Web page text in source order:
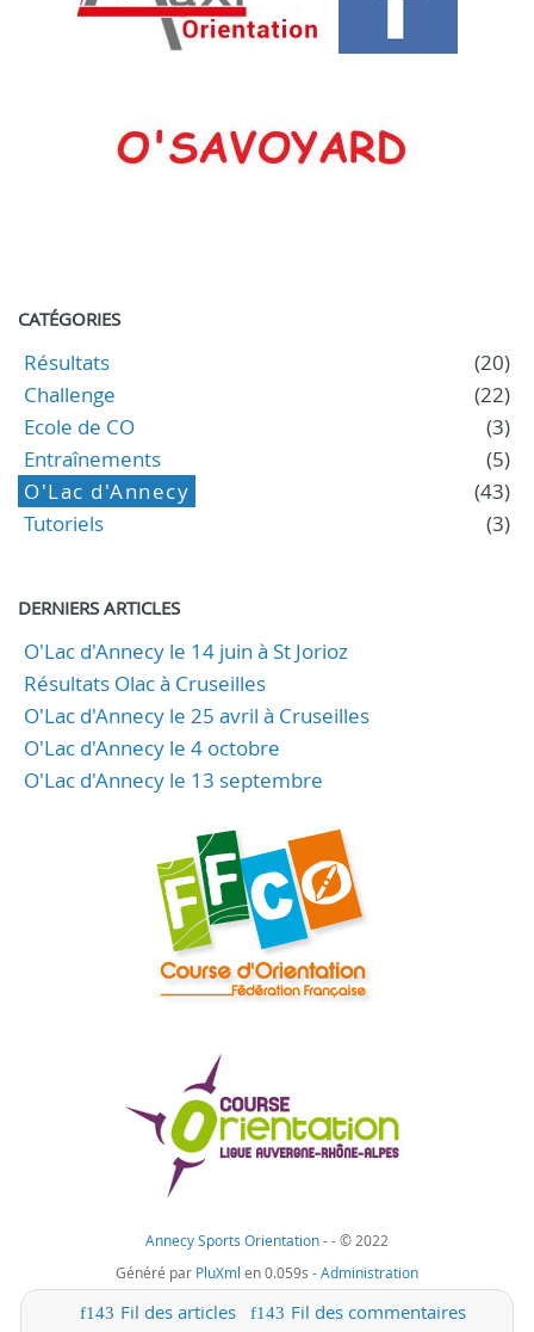
CATÉGORIES
Résultats
(20)
Challenge
(22)
Ecole de CO
(3)
Entraînements
(5)
O'Lac d'Annecy
(43)
Tutoriels
(3)
DERNIERS ARTICLES
O'Lac d'Annecy le 14 juin à St Jorioz
Résultats Olac à Cruseilles
O'Lac d'Annecy le 25 avril à Cruseilles
O'Lac d'Annecy le 4 octobre
O'Lac d'Annecy le 13 septembre
Annecy Sports Orientation-- © 2022
Généré par PluXml en 0.059s -Administration
Fil des articles Fil des commentaires